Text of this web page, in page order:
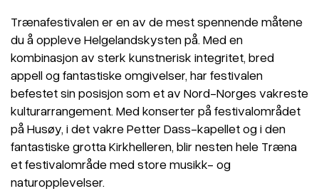
Trænafestivalen er en av de mest spennende måtene
du å oppleve Helgelandskysten på. Med en
kombinasjon av sterk kunstnerisk integritet, bred
appell og fantastiske omgivelser, har festivalen
befestet sin posisjon som et av Nord-Norges vakreste
kulturarrangement. Med konserter på festivalområdet
på Husøy, i det vakre Petter Dass-kapellet og i den
fantastiske grotta Kirkhelleren, blir nesten hele Træna
et festivalområde med store musikk- og
naturopplevelser.